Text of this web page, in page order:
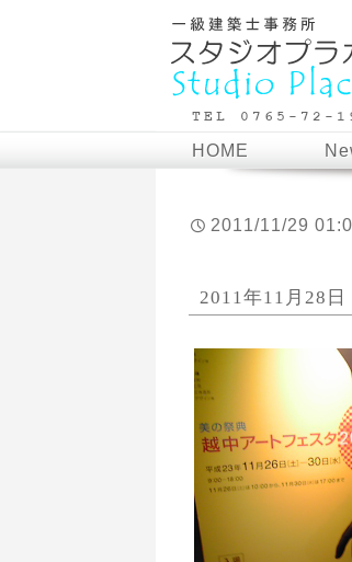
HOME
2011/11/29
2011年11月28